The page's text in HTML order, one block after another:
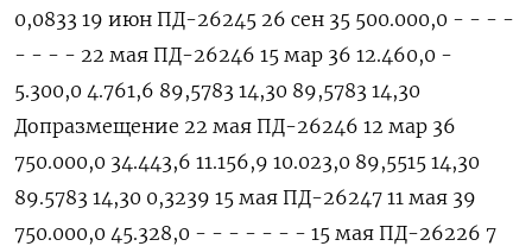
0,0833 19 июн ПД-26245 26 сен 35 500.000,0 - - - -
- - - - 22 мая ПД-26246 15 мар 36 12.460,0 -
5.300,0 4.761,6 89,5783 14,30 89,5783 14,30
Допразмещение 22 мая ПД-26246 12 мар 36
750.000,0 34.443,6 11.156,9 10.023,0 89,5515 14,30
89.5783 14,30 0,3239 15 мая ПД-26247 11 мая 39
750.000,0 45.328,0 - - - - - - - 15 мая ПД-26226 7